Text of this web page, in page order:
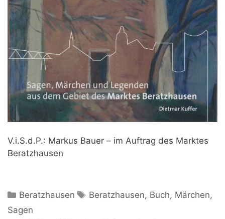
V.i.S.d.P.: Markus Bauer – im Auftrag des Marktes
Beratzhausen
Kategorien
Beratzhausen Schlagwörter
Beratzhausen, Buch, Märchen,
Sagen